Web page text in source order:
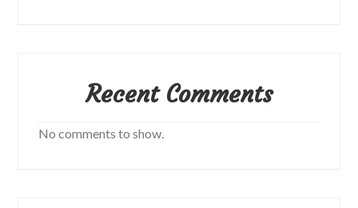
Recent Comments
No comments to show.